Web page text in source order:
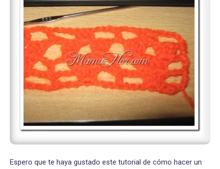
Espero que te haya gustado este tutorial de cómo hacer un